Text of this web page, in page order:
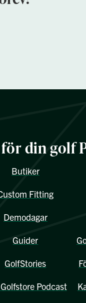
din golf
Butiker
Fitting
Demodagar
Guider
GolfStories
Podcast